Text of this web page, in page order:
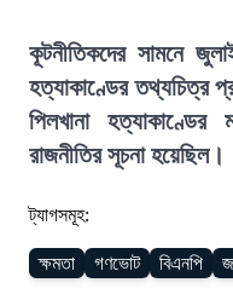
কূটনীতিকদের সামনে
হত্যাকাণ্ডের তথ্যচিত্র
পিলখানা
রাজনীতির সূচনা হয়েছিল।
ট্যাগসমূহ:
ক্ষমতা গণভোট বিএনপি